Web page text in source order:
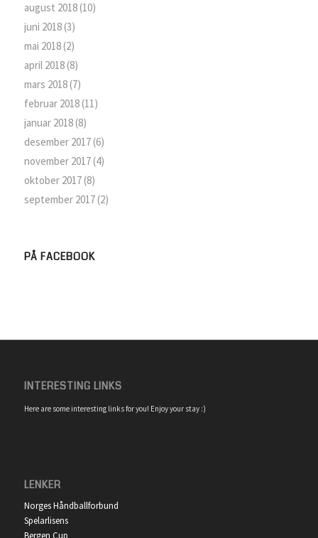
august 2018(10)
juni 2018(3)
mai 2018(2)
april 2018(8)
mars 2018(7)
februar 2018(11)
januar 2018(8)
desember 2017(6)
november 2017(4)
oktober 2017(8)
september 2017(2)
PÅ FACEBOOK
INTERESTING LINKS
Here are some interesting links for you! Enjoy your stay :)
LENKER
Norges Håndballforbund
Spelarlisens